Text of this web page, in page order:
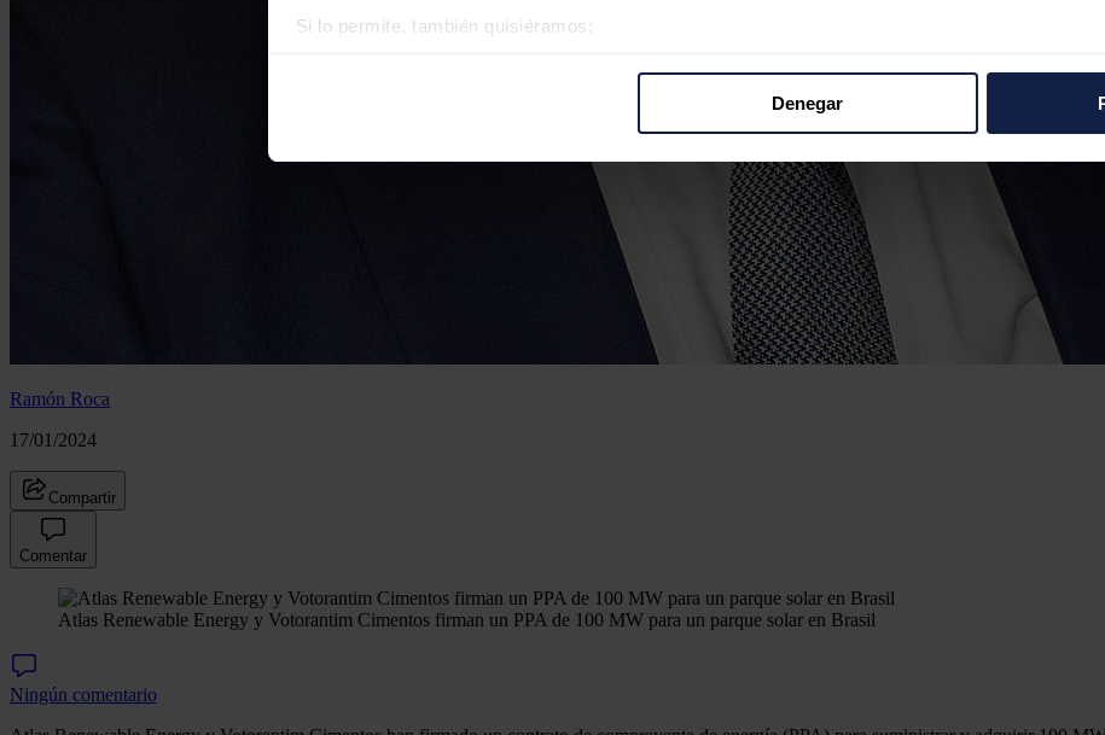
Si lo permite, también quisiéramos:
Las cookies de este sitio web se usan para personalizar el contenido y los anuncios, ofrecer
y analizar el tráfico. Además, compartimos información sobre el uso que haga del sitio web con
redes sociales, publicidad y análisis web, quienes pueden combinarla con otra información que
que hayan recopilado a partir del uso que haya hecho de sus servicios.
Denegar
Ramón Roca
17/01/2024
Compartir
Comentar
Atlas Renewable Energy y Votorantim Cimentos firman un PPA de 100 MW para un parque solar en Brasil
Ningún comentario